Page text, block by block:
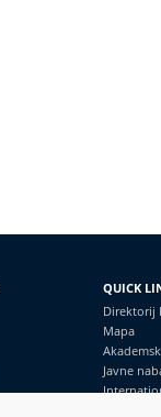
QUICK
Direktorij
Mapa
Javne